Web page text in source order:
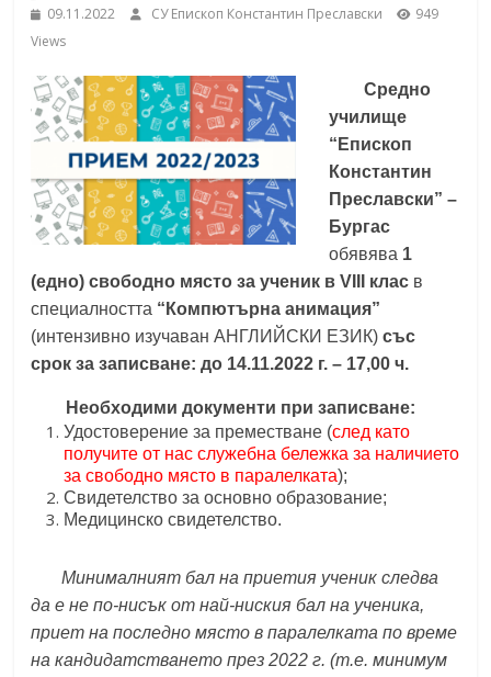
under the Erasmus+ Programme in
School,
Burgas
Средно
училище
"Епископ
Константин
Преславски"
Бургас
09.11.2022 СУ Епископ Константин Преславски
949
Views
Средно
училище
“Епископ
Константин
Преславски” –
Бургас
обявява 1
(едно) свободно място за ученик в VIII клас в
специалността “Компютърна анимация”
(интензивно изучаван АНГЛИЙСКИ ЕЗИК)със
срок за записване: до 14.11.2022 г. – 17,00 ч.
Необходими документи при записване:
Удостоверение за преместване (след като
получите от нас служебна бележка за наличието
за свободно място в паралелката);
Свидетелство за основно образование;
Медицинско свидетелство.
Минималният бал на приетия ученик следва
да е не по-нисък от най-ниския бал на ученика,
приет на последно място в паралелката по време
на кандидатстването през 2022 г. (т.е. минимум